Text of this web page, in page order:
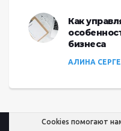
Как
бизнеса
АЛИНА
Cookies помогают